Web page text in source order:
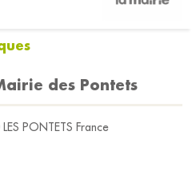
des Pontets
PONTETS France